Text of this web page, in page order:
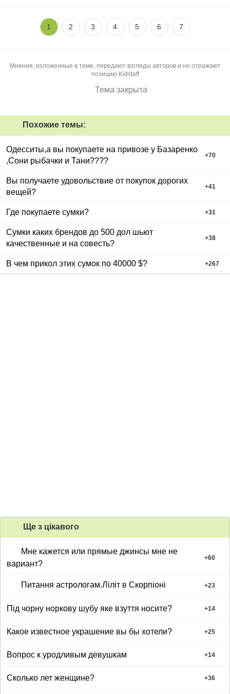
1 2 3 4 5 6 7
Мнения, изложенные в теме, передают взгляды авторов и не отражают
позицию Kidstaff
Тема закрыта
Похожие темы:
Одесситы,а вы покупаете на привозе у Базаренко
,Сони рыбачки и Тани????
+70
Вы получаете удовольствие от покупок дорогих
вещей?
+41
Где покупаете сумки? +31
Сумки каких брендов до 500 дол шьют
качественные и на совесть?
+38
В чем прикол этих сумок по 40000 $? +267
Ще з цiкавого
Мне кажется или прямые джинсы мне не
вариант?
+60
Питання астрологам.Ліліт в Скорпіоні +23
Під чорну норкову шубу яке взуття носите? +14
Какое известное украшение вы бы хотели? +25
Вопрос к уродливым девушкам +14
Сколько лет женщине? +36